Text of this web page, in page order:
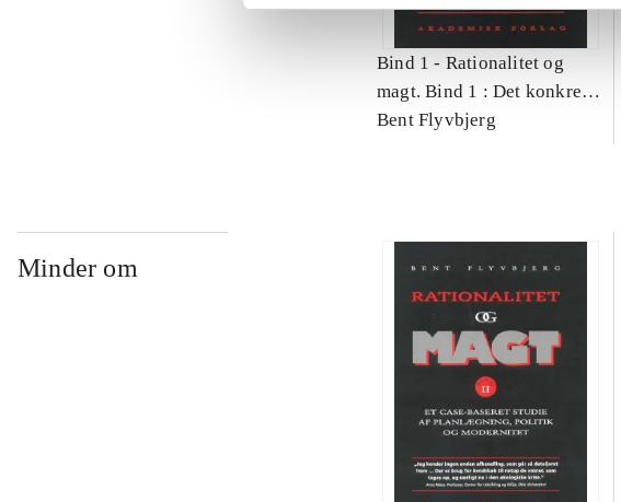
Bind 1 - Rationalitet og
magt. Bind 1 : Det konkretes
videnskab
Bent Flyvbjerg
Minder om